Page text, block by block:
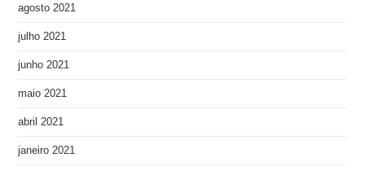
agosto 2021
julho 2021
junho 2021
maio 2021
abril 2021
janeiro 2021